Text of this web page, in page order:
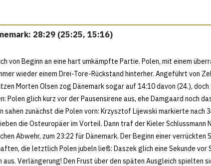
28:29 (25:25, 15:16)
von Beginn an eine hart umkämpfte Partie. Polen, mit einem
wieder einem Drei-Tore-Rückstand hinterher. Angeführt von
Morten Olsen zog Dänemark sogar auf 14:10 davon (24.), doch
Polen glich kurz vor der Pausensirene aus, ehe Damgaard noch
sahen zunächst die Polen vorn: Krzysztof Lijewski markierte nach
die Osteuropäer im Vorteil. Dann traf der Kieler Schlussmann
Abwehr, zum 23:22 für Dänemark. Der Beginn einer verrückten
die letztlich Polen jubeln ließ: Daszek glich eine Sekunde vor
Verlängerung! Den Frust über den späten Ausgleich spielten